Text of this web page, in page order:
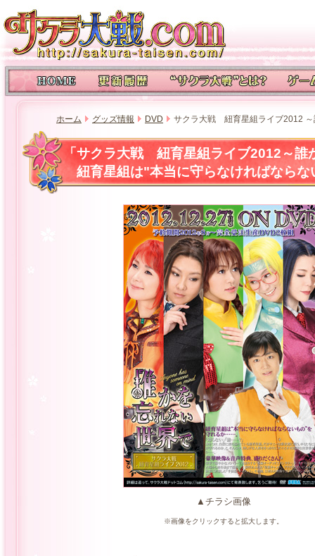
ホーム グッズ情報 DVD サクラ大戦 紐育星組ライブ2012 ～
「サクラ大戦 紐育星組ライブ2012～
紐育星組は"本当に守らなければなら
▲チラシ画像
※画像をクリックすると拡大します。